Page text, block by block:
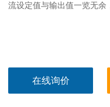
流设定值与输出值一览无余
在线询价